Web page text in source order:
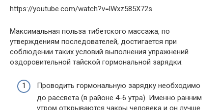
https://youtube.com/watch?v=lWxz585X72s
Максимальная польза тибетского массажа, по
утверждениям последователей, достигается при
соблюдении таких условий выполнения упражнений
оздоровительной тайской гормональной зарядки:
Проводить гормональную зарядку необходимо
до рассвета (в районе 4-6 утра). Именно ранним
утром открываются чакры человека и он лучше